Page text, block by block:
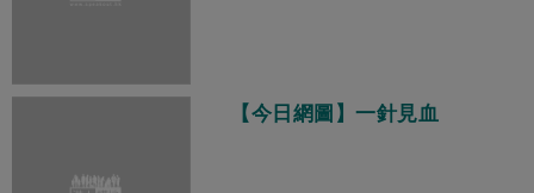
【今日網圖】一針見血